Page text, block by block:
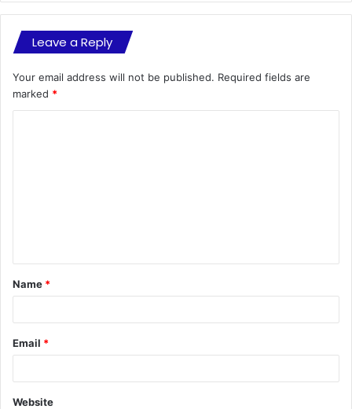
Leave a Reply
Your email address will not be published. Required fields are
marked *
t
*
Name *
Email *
Website